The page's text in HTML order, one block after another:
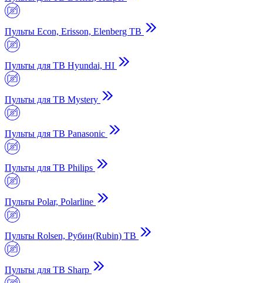
Пульты Econ, Erisson, Elenberg ТВ
Пульты для ТВ Hyundai, HI
Пульты для ТВ Mystery
Пульты для ТВ Panasonic
Пульты для ТВ Philips
Пульты Polar, Polarline
Пульты Rolsen, Рубин(Rubin) ТВ
Пульты для ТВ Sharp